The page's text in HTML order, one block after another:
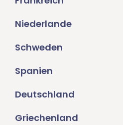
Niederlande
Schweden
Spanien
Deutschland
Griechenland